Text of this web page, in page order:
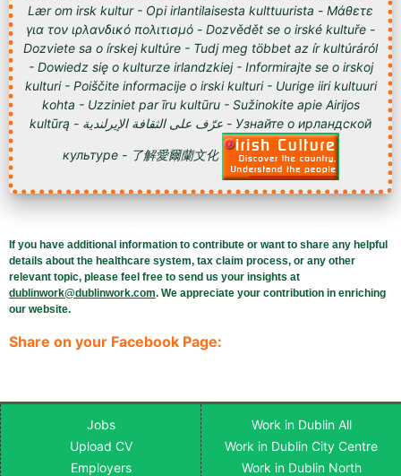
Lær om irsk kultur - Opi irlantilaisesta kulttuurista - Μάθετε
για τον ιρλανδικό πολιτισμό - Dozvědět se o irské kultuře -
Dozviete sa o írskej kultúre - Tudj meg többet az ír kultúráról
- Dowiedz się o kulturze irlandzkiej - Informirajte se o irskoj
kulturi - Poiščite informacije o irski kulturi - Uurige iiri kultuuri
kohta - Uzziniet par īru kultūru - Sužinokite apie Airijos
kultūrą - عرّف على الثقافة الإيرلندية - Узнайте о ирландской
культуре - 了解愛爾蘭文化
If you have additional information to contribute or want to share any helpful
details about the healthcare system, tax claim process, or any other
relevant topic, please feel free to send us your insights at
dublinwork@dublinwork.com. We appreciate your contribution in enriching
our website.
Share on your Facebook Page:
Jobs
Upload CV
Employers
Work in Dublin All
Work in Dublin City Centre
Work in Dublin North